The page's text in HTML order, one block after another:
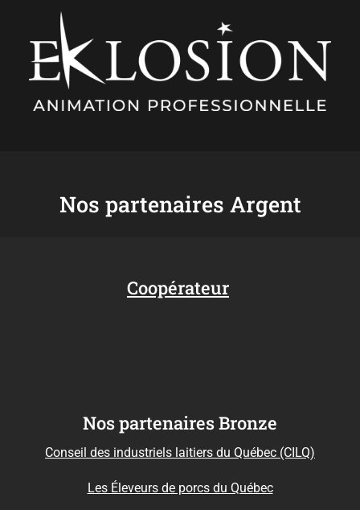
Nos partenaires Argent
Coopérateur
Nos partenaires Bronze
Conseil des industriels laitiers du Québec (CILQ)
Les Éleveurs de porcs du Québec